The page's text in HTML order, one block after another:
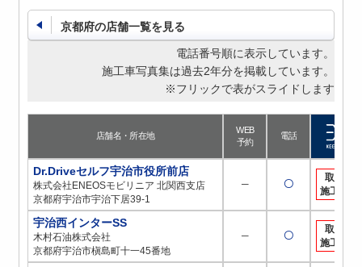
京都府の店舗一覧を見る
電話番号順に表示しています。
施工車写真集は過去2年分を掲載しています。
※フリックで表がスライドします
店舗名・所在地
WEB
予約
電話
Dr.Driveセルフ宇治市役所前店
株式会社ENEOSモビリニア 北関西支店
京都府宇治市宇治下居39-1
─ 〇
取扱
施工店
宇治西インターSS
木村石油株式会社
京都府宇治市槇島町十一45番地
─ 〇
取扱
施工店